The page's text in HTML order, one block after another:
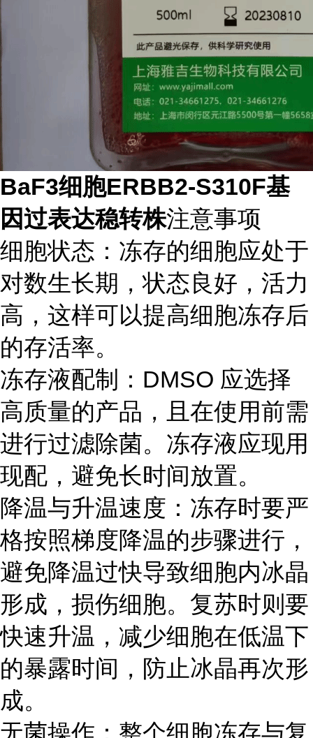
BaF3细胞ERBB2-S310F基
因过表达稳转株注意事项
细胞状态：冻存的细胞应处于
对数生长期，状态良好，活力
高，这样可以提高细胞冻存后
的存活率。
冻存液配制：DMSO 应选择
高质量的产品，且在使用前需
进行过滤除菌。冻存液应现用
现配，避免长时间放置。
降温与升温速度：冻存时要严
格按照梯度降温的步骤进行，
避免降温过快导致细胞内冰晶
形成，损伤细胞。复苏时则要
快速升温，减少细胞在低温下
的暴露时间，防止冰晶再次形
成。
无菌操作：整个细胞冻存与复